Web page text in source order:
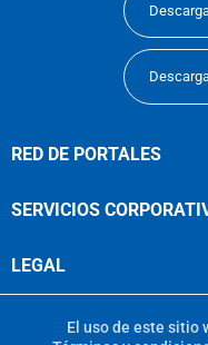
RED DE PORTALES
SERVICIOS
LEGAL
El uso de este sitio